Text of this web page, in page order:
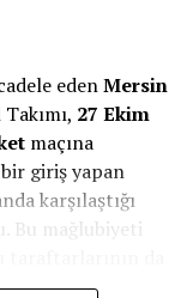
edenMersin
27 Ekim
maçına
bir giriş yapan
karşılaştığı
Bu mağlubiyeti
hedefliyor.